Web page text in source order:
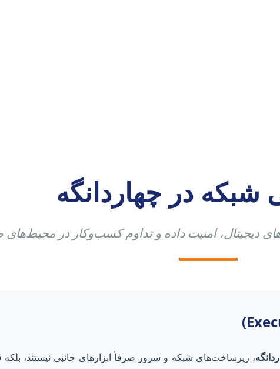
شبکه در چهاردانگه
امنیت داده و تداوم کسب‌وکار در محیط‌های
، زیرساخت‌های شبکه و سرور صرفاً ابزارهای جانبی نیستند، بلکه